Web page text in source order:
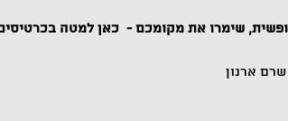
שימרו את מקומכם -  כאן למטה
שרם ארנון